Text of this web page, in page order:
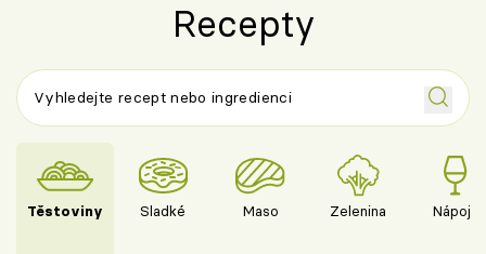
Recepty
Těstoviny Sladké Maso Zelenina Nápoje